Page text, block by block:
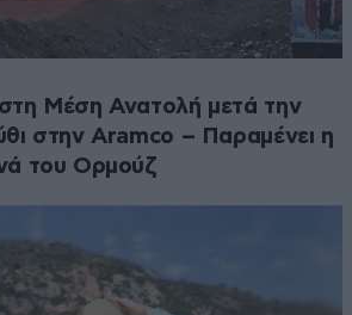
Μέση Ανατολή μετά την
στην Aramco – Παραμένει η
του Ορμούζ